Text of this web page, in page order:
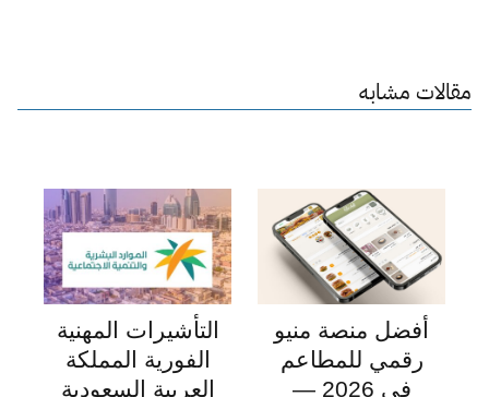
مقالات مشابه
أفضل منصة منيو
رقمي للمطاعم
في 2026 —
التأشيرات المهنية
الفورية المملكة
العربية السعودية